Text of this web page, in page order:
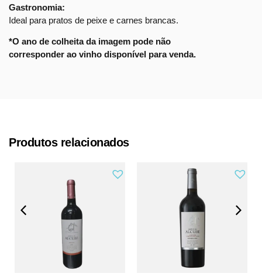
Gastronomia:
Ideal para pratos de peixe e carnes brancas.
*O ano de colheita da imagem pode não
corresponder ao vinho disponível para venda.
Produtos relacionados